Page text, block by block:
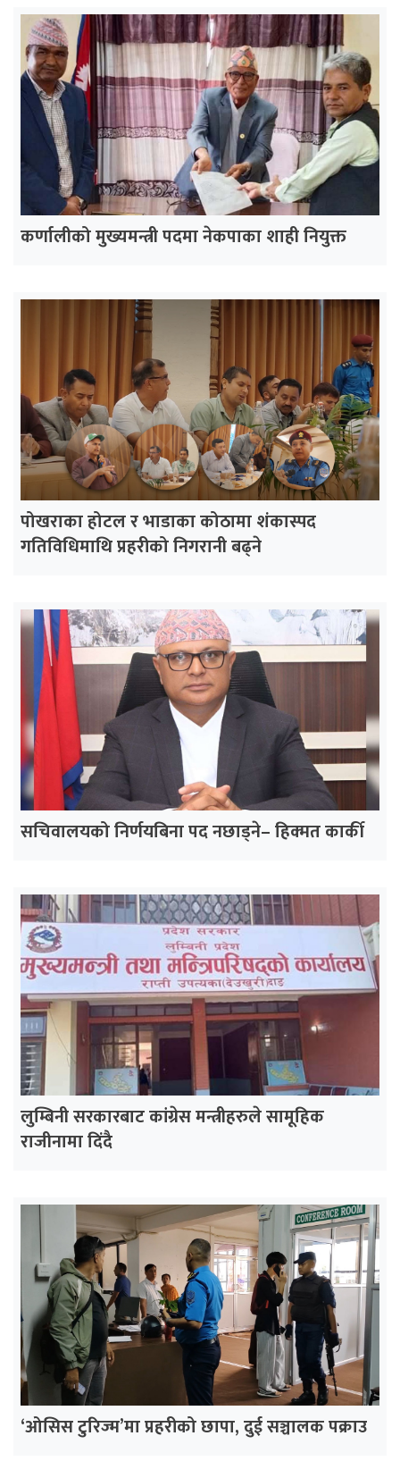
कर्णालीको मुख्यमन्त्री पदमा नेकपाका शाही नियुक्त
पोखराका होटल र भाडाका कोठामा शंकास्पद
गतिविधिमाथि प्रहरीको निगरानी बढ्ने
सचिवालयको निर्णयबिना पद नछाड्ने– हिक्मत कार्की
लुम्बिनी सरकारबाट कांग्रेस मन्त्रीहरुले सामूहिक
राजीनामा दिंदै
‘ओसिस टुरिज्म’मा प्रहरीको छापा, दुई सञ्चालक पक्राउ